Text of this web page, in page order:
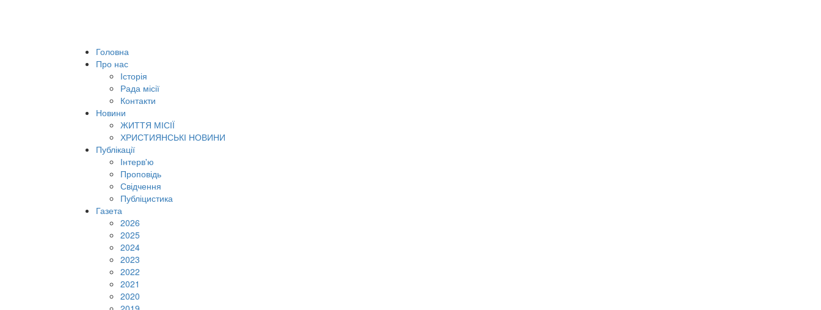
Головна
Про нас
Історія
Рада місії
Контакти
Новини
ЖИТТЯ МІСІЇ
ХРИСТИЯНСЬКІ НОВИНИ
Публікації
Інтерв'ю
Проповідь
Свідчення
Публіцистика
Газета
2026
2025
2024
2023
2022
2021
2020